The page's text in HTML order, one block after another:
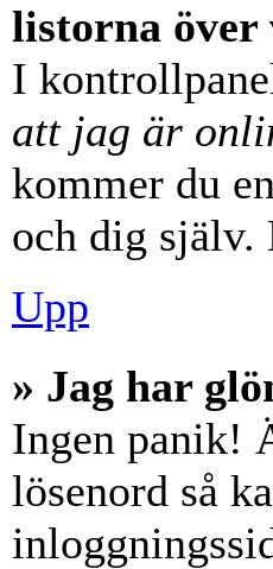
listorna över
I
att jag är
kommer du
och dig själv.
Upp
» Jag har
Ingen panik!
lösenord så